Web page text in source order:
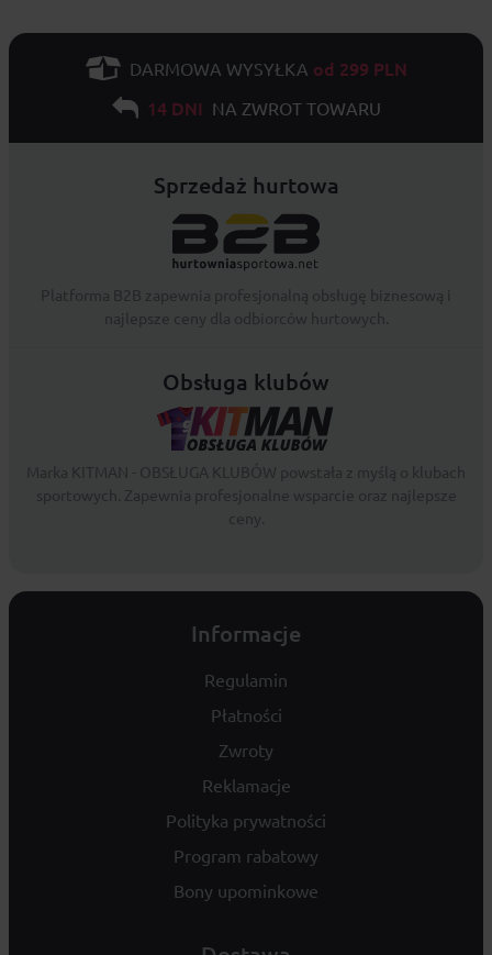
DARMOWA WYSYŁKA od 299 PLN
14 DNI NA ZWROT TOWARU
Sprzedaż hurtowa
Obsługa klubów
Informacje
Regulamin
Płatności
Zwroty
Reklamacje
Polityka prywatności
Program rabatowy
Bony upominkowe